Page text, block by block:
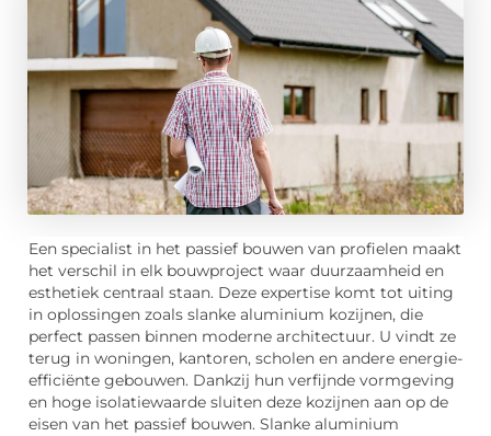
Een specialist in het passief bouwen van profielen maakt
het verschil in elk bouwproject waar duurzaamheid en
esthetiek centraal staan. Deze expertise komt tot uiting
in oplossingen zoals slanke aluminium kozijnen, die
perfect passen binnen moderne architectuur. U vindt ze
terug in woningen, kantoren, scholen en andere energie-
efficiënte gebouwen. Dankzij hun verfijnde vormgeving
en hoge isolatiewaarde sluiten deze kozijnen aan op de
eisen van het passief bouwen. Slanke aluminium